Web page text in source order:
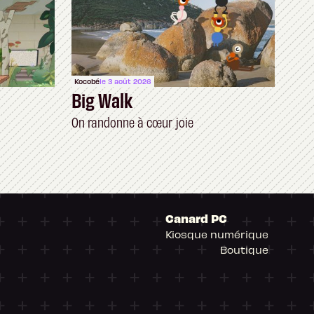
Kocobéle 3 août 2026
Big Walk
On randonne à cœur joie
Canard PC
Kiosque numérique
Boutique